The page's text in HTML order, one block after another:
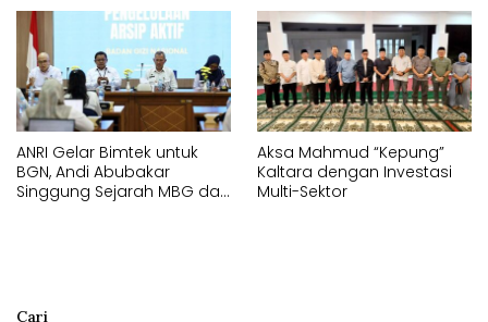
ANRI Gelar Bimtek untuk
BGN, Andi Abubakar
Singgung Sejarah MBG dari
Aksa Mahmud “Kepung”
Kaltara dengan Investasi
Multi-Sektor
Cari